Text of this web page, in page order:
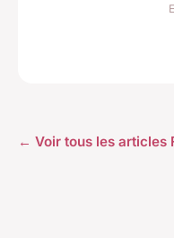
← Voir tous les articles